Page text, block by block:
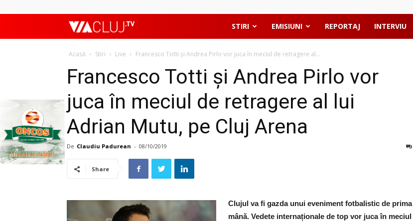
ViaClujTV STIRI EMISIUNI REPORTAJ INTERVIU
Acasă Stiri Live Francesco Totti și Andrea Pirlo vor juca în meciul de retragere al...
Francesco Totti și Andrea Pirlo vor
juca în meciul de retragere al lui
Adrian Mutu, pe Cluj Arena
De Claudiu Padurean - 08/10/2019
Share
Clujul va fi gazda unui eveniment fotbalistic de prima
mână. Vedete internaționale de top vor juca în meciul